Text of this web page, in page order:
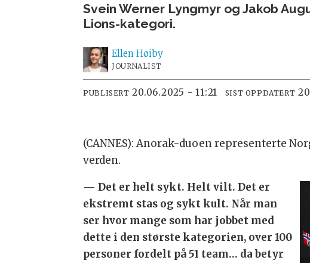
Svein Werner Lyngmyr og Jakob
Lions-kategori.
Ellen Høiby
JOURNALIST
PUBLISERT 20.06.2025 - 11:21 SIST OPPDATERT
(CANNES): Anorak-duoen representerte
verden.
— Det er helt sykt. Helt vilt. Det er
ekstremt stas og sykt kult. Når man
ser hvor mange som har jobbet med
dette i den største kategorien, over 100
personer fordelt på 51 team… da betyr